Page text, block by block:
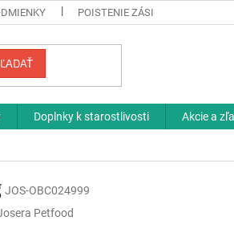
POISTENIE ZÁSIELKY
Doplnky k starostlivosti Akcie a
JOS-OBC024999
Petfood